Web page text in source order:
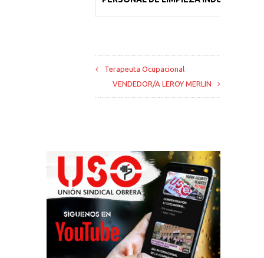
Terapeuta Ocupacional
VENDEDOR/A LEROY MERLIN